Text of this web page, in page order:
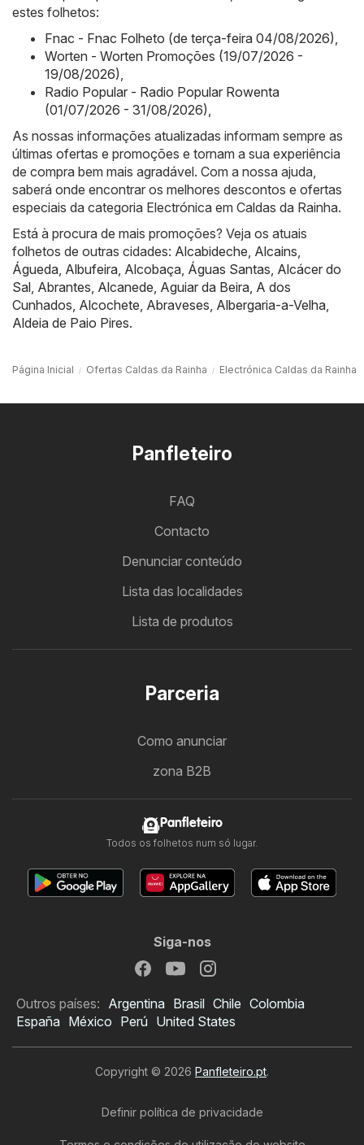
estes folhetos:
Fnac - Fnac Folheto (de terça-feira 04/08/2026)
Worten - Worten Promoções (19/07/2026 -
19/08/2026)
Radio Popular - Radio Popular Rowenta
(01/07/2026 - 31/08/2026)
As nossas informações atualizadas informam sempre as
últimas ofertas e promoções e tornam a sua experiência
de compra bem mais agradável. Com a nossa ajuda,
saberá onde encontrar os melhores descontos e ofertas
especiais da categoria Electrónica em Caldas da Rainha.
Está à procura de mais promoções? Veja os atuais
folhetos de outras cidades: Alcabideche Alcains
Águeda Albufeira Alcobaça Águas Santas Alcácer do
Sal Abrantes Alcanede Aguiar da Beira A dos
Cunhados Alcochete Abraveses Albergaria-a-Velha
Aldeia de Paio Pires.
Página Inicial Ofertas Caldas da Rainha Electrónica Caldas da Rainha
Panfleteiro
FAQ
Contacto
Denunciar conteúdo
Lista das localidades
Lista de produtos
Parceria
Como anunciar
zona B2B
Panfleteiro
Todos os folhetos num só lugar.
Siga-nos
Outros países: Argentina Brasil Chile Colombia
España México Perú United States
Copyright © 2026 Panfleteiro.pt.
Definir política de privacidade